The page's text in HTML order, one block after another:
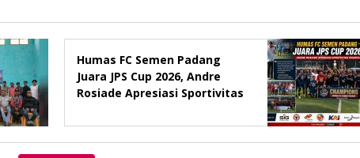
Humas FC Semen Padang
Juara JPS Cup 2026, Andre
Rosiade Apresiasi Sportivitas